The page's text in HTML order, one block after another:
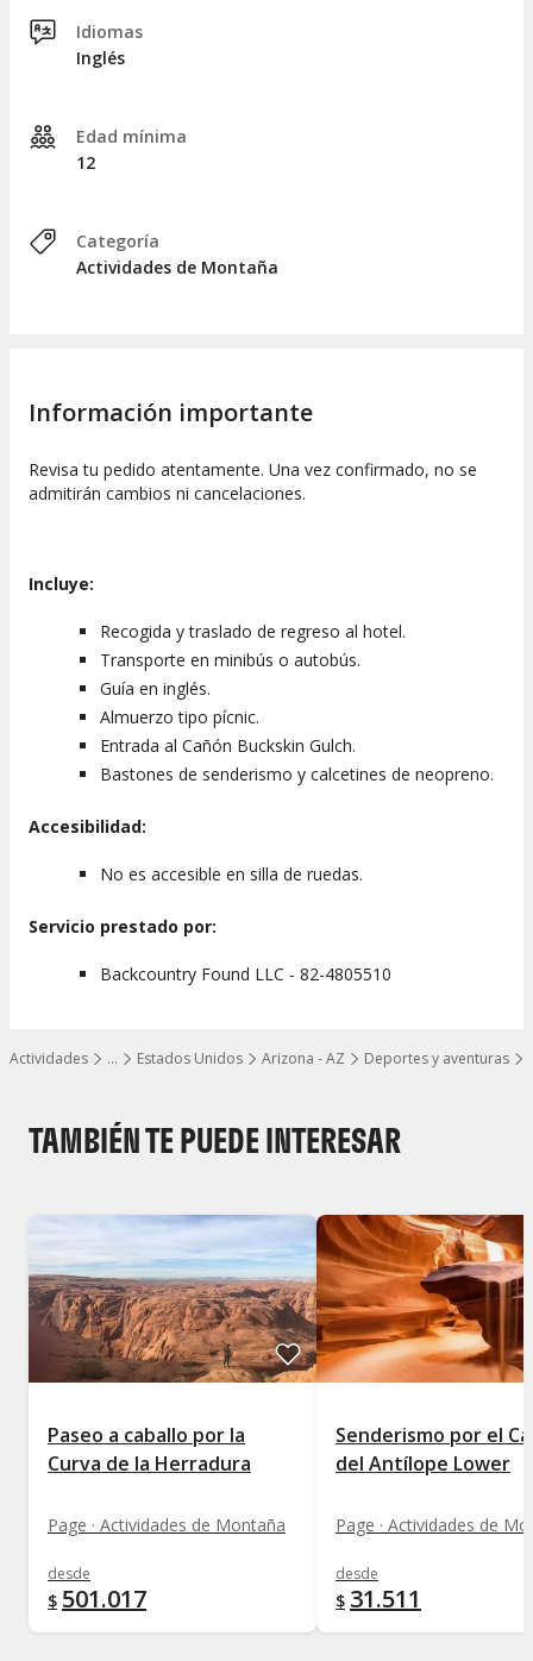
…
Mostrar todos los niveles
Actividades Estados Unidos Arizona - AZ Deportes y aventuras
Finalmente, regresaremos caminando al inicio del sendero y,
desde allí, os llevaremos de vuelta a Page. Se estima que
Idiomas
Inglés
Edad mínima
12
Categoría
Actividades de Montaña
Información importante
Revisa tu pedido atentamente. Una vez confirmado, no se
admitirán cambios ni cancelaciones.
Incluye:
Recogida y traslado de regreso al hotel.
Transporte en minibús o autobús.
Guía en inglés.
Almuerzo tipo pícnic.
Entrada al Cañón Buckskin Gulch.
Bastones de senderismo y calcetines de neopreno.
Accesibilidad:
No es accesible en silla de ruedas.
Servicio prestado por:
Backcountry Found LLC - 82-4805510
TAMBIÉN TE PUEDE INTERESAR
Paseo a caballo por la
Curva de la Herradura
Page · Actividades de Montaña
desde
$ 501.017
Senderismo por el
del Antílope Lower
Page · Actividades de
desde
$ 31.511